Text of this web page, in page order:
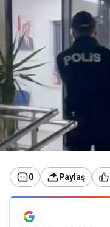
0 Paylaş